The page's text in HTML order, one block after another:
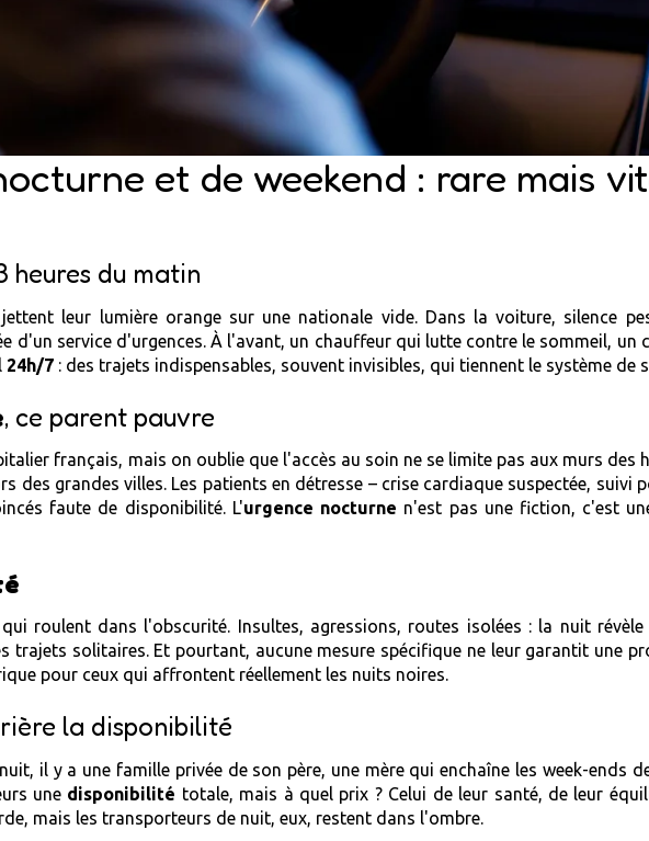
et de weekend : rare mais
heures du matin
leur lumière orange sur une nationale vide. Dans la voiture, silence
d'un service d'urgences. À l'avant, un chauffeur qui lutte contre le sommeil, un
24h/7 : des trajets indispensables, souvent invisibles, qui tiennent le système de
, ce parent pauvre
français, mais on oublie que l'accès au soin ne se limite pas aux murs
des grandes villes. Les patients en détresse – crise cardiaque suspectée,
faute de disponibilité. L'urgence nocturne n'est pas une fiction, c'est
qui roulent dans l'obscurité. Insultes, agressions, routes isolées : la nuit
trajets solitaires. Et pourtant, aucune mesure spécifique ne leur garantit une
pour ceux qui affrontent réellement les nuits noires.
la disponibilité
il y a une famille privée de son père, une mère qui enchaîne les week-ends
une disponibilité totale, mais à quel prix ? Celui de leur santé, de leur
mais les transporteurs de nuit, eux, restent dans l'ombre.